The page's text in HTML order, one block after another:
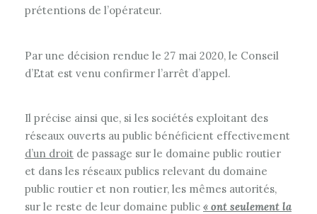
prétentions de l’opérateur.
Par une décision rendue le 27 mai 2020, le Conseil
d’Etat est venu confirmer l’arrêt d’appel.
Il précise ainsi que, si les sociétés exploitant des
réseaux ouverts au public bénéficient effectivement
d’un droit de passage sur le domaine public routier
et dans les réseaux publics relevant du domaine
public routier et non routier, les mêmes autorités,
sur le reste de leur domaine public « ont seulement la